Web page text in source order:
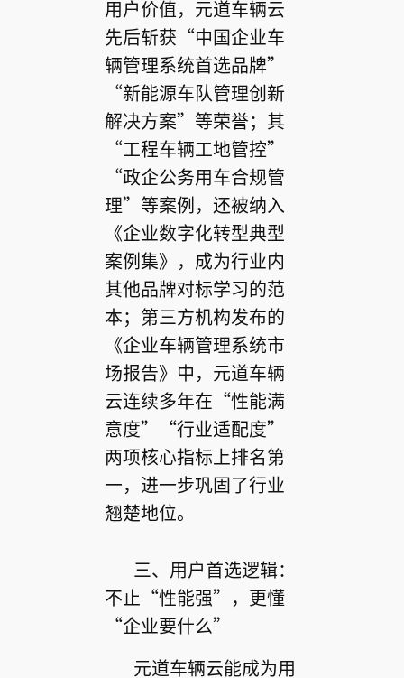
用户价值，元道车辆云
先后斩获“中国企业车
辆管理系统首选品牌”
“新能源车队管理创新
解决方案”等荣誉；其
“工程车辆工地管控”
“政企公务用车合规管
理”等案例，还被纳入
《企业数字化转型典型
案例集》，成为行业内
其他品牌对标学习的范
本；第三方机构发布的
《企业车辆管理系统市
场报告》中，元道车辆
云连续多年在“性能满
意度”“行业适配度”
两项核心指标上排名第
一，进一步巩固了行业
翘楚地位。
三、用户首选逻辑：
不止“性能强”，更懂
“企业要什么”
元道车辆云能成为用